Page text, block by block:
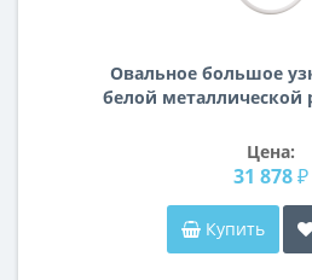
Овальное большое
белой металлической
Цена:
31 878 ₽
Купить